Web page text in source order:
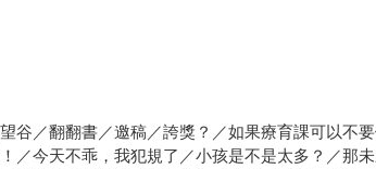
谷／翻翻書／邀稿／誇獎？／如果療育課可以不
／今天不乖，我犯規了／小孩是不是太多？／那